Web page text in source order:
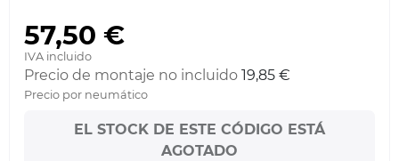
57,50 €
IVA incluido
Precio de montaje no incluido 19,85 €
Precio por neumático
EL STOCK DE ESTE CÓDIGO ESTÁ
AGOTADO